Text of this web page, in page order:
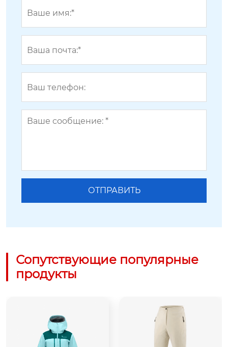
Сопутствующие популярные
продукты